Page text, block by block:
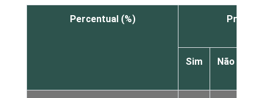
Percentual (%) Prédio
Sim Não